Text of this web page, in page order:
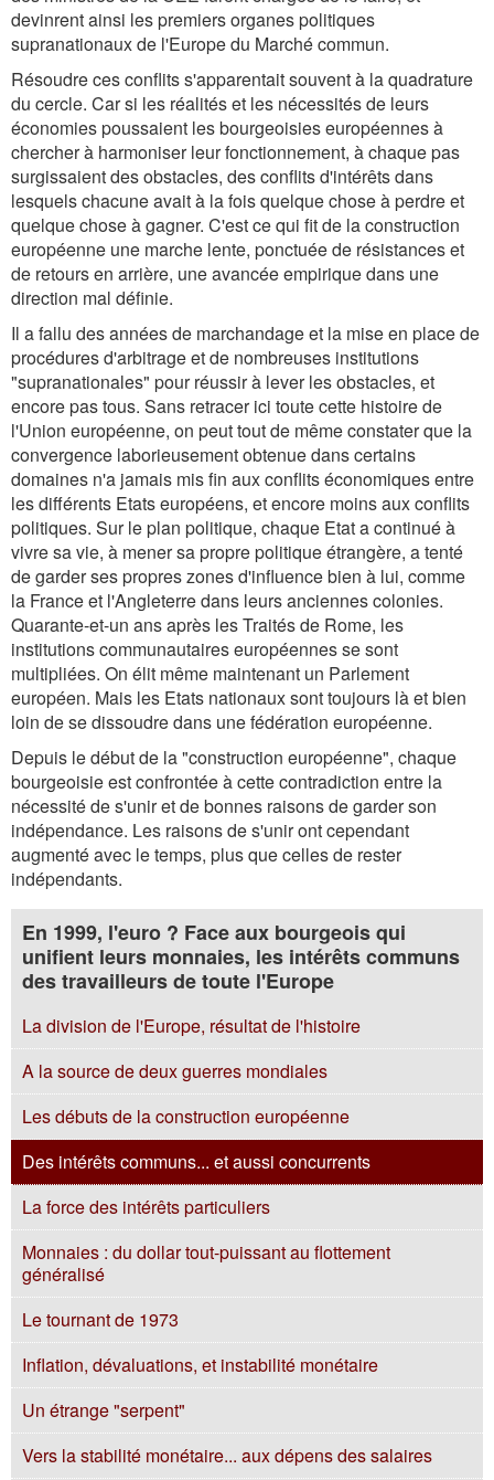
devinrent ainsi les premiers organes politiques
supranationaux de l'Europe du Marché commun.
Résoudre ces conflits s'apparentait souvent à la quadrature
du cercle. Car si les réalités et les nécessités de leurs
économies poussaient les bourgeoisies européennes à
chercher à harmoniser leur fonctionnement, à chaque pas
surgissaient des obstacles, des conflits d'intérêts dans
lesquels chacune avait à la fois quelque chose à perdre et
quelque chose à gagner. C'est ce qui fit de la construction
européenne une marche lente, ponctuée de résistances et
de retours en arrière, une avancée empirique dans une
direction mal définie.
Il a fallu des années de marchandage et la mise en place de
procédures d'arbitrage et de nombreuses institutions
"supranationales" pour réussir à lever les obstacles, et
encore pas tous. Sans retracer ici toute cette histoire de
l'Union européenne, on peut tout de même constater que la
convergence laborieusement obtenue dans certains
domaines n'a jamais mis fin aux conflits économiques entre
les différents Etats européens, et encore moins aux conflits
politiques. Sur le plan politique, chaque Etat a continué à
vivre sa vie, à mener sa propre politique étrangère, a tenté
de garder ses propres zones d'influence bien à lui, comme
la France et l'Angleterre dans leurs anciennes colonies.
Quarante-et-un ans après les Traités de Rome, les
institutions communautaires européennes se sont
multipliées. On élit même maintenant un Parlement
européen. Mais les Etats nationaux sont toujours là et bien
loin de se dissoudre dans une fédération européenne.
Depuis le début de la "construction européenne", chaque
bourgeoisie est confrontée à cette contradiction entre la
nécessité de s'unir et de bonnes raisons de garder son
indépendance. Les raisons de s'unir ont cependant
augmenté avec le temps, plus que celles de rester
indépendants.
En 1999, l'euro ? Face aux bourgeois qui
unifient leurs monnaies, les intérêts communs
des travailleurs de toute l'Europe
La division de l'Europe, résultat de l'histoire
A la source de deux guerres mondiales
Les débuts de la construction européenne
Des intérêts communs... et aussi concurrents
La force des intérêts particuliers
Monnaies : du dollar tout-puissant au flottement
généralisé
Le tournant de 1973
Inflation, dévaluations, et instabilité monétaire
Un étrange "serpent"
Vers la stabilité monétaire... aux dépens des salaires